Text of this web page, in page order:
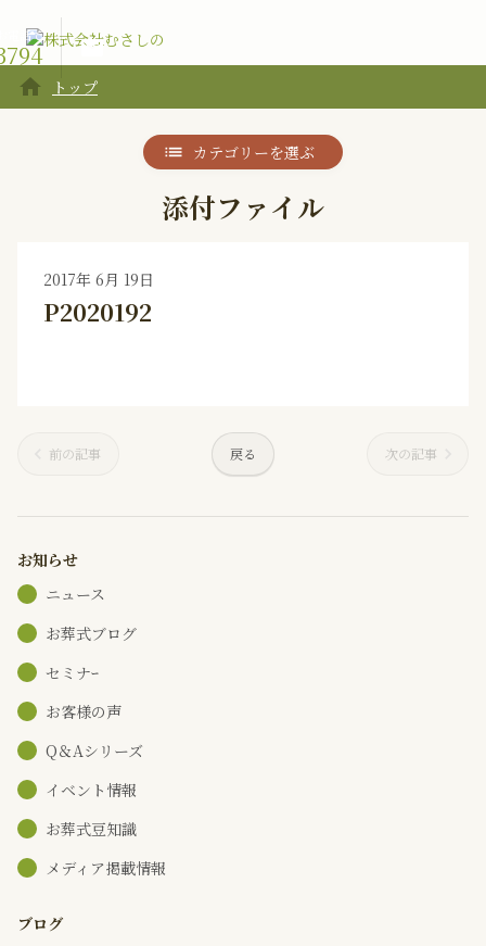
電話で
email
home
トップ
カテゴリーを選ぶ
添付ファイル
2017年 6月 19日
P2020192
前の記事 戻る 次の記事
お知らせ
ニュース
お葬式ブログ
セミナｰ
お客様の声
Q＆Aシリーズ
イベント情報
お葬式豆知識
メディア掲載情報
ブログ